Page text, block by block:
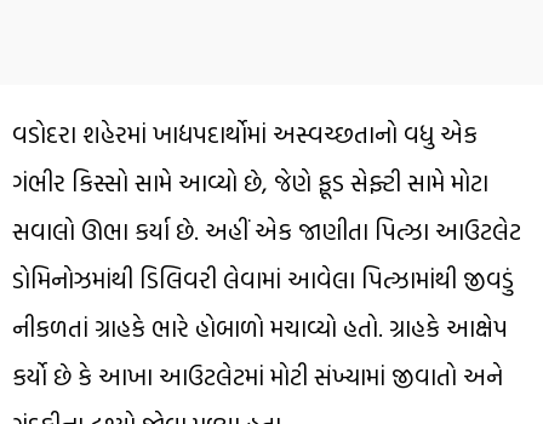
વડોદરા શહેરમાં ખાદ્યપદાર્થોમાં અસ્વચ્છતાનો વધુ એક
ગંભીર કિસ્સો સામે આવ્યો છે, જેણે ફૂડ સેફ્ટી સામે મોટા
સવાલો ઊભા કર્યા છે. અહીં એક જાણીતા પિત્ઝા આઉટલેટ
ડોમિનોઝમાંથી ડિલિવરી લેવામાં આવેલા પિત્ઝામાંથી જીવડું
નીકળતાં ગ્રાહકે ભારે હોબાળો મચાવ્યો હતો. ગ્રાહકે આક્ષેપ
કર્યો છે કે આખા આઉટલેટમાં મોટી સંખ્યામાં જીવાતો અને